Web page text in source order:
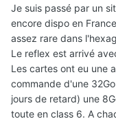
Je suis passé par un
encore dispo en
assez rare dans
Le reflex est arrivé
Les cartes ont eu une
commande d'une
jours de retard) une
toute en class 6. A